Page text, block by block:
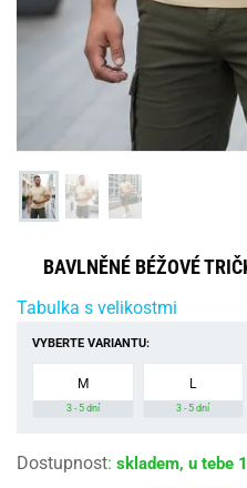
BAVLNĚNÉ BÉŽOVÉ
Tabulka s velikostmi
VYBERTE VARIANTU:
M
3 - 5 dní
L
3 - 5 dní
Dostupnost: skladem, u tebe